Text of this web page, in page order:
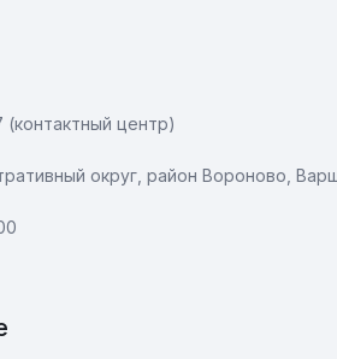
центр)
округ, район Вороново,